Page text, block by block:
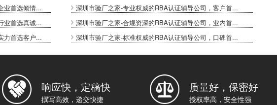
业首选倾情...
深圳市验厂之家-专业权威的RBA认证辅导公司，客户首...
业首选真诚...
深圳市验厂之家-合规资深的RBA认证辅导公司，业内首...
力首选客户...
深圳市验厂之家-标准权威的RBA认证辅导公司，口碑首...
响应快，定稿快
撰写高效，递交快捷
质量好，保密好
授权率高，安全性强